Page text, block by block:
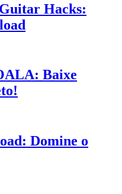
Hacks:
Baixe
Domine o